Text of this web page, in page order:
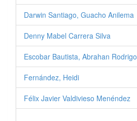
Darwin Santiago, Guacho Anilema
Denny Mabel Carrera Silva
Escobar Bautista, Abrahan Rodrigo
Fernández, Heidi
Félix Javier Valdivieso Menéndez